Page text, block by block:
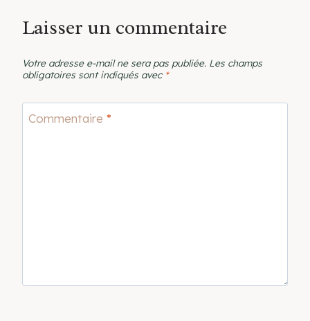
Laisser un commentaire
Votre adresse e-mail ne sera pas publiée. Les champs
obligatoires sont indiqués avec *
Commentaire *